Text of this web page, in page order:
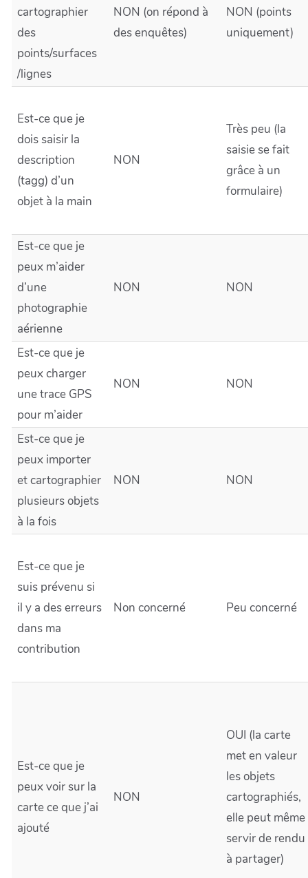
cartographier
des
points/surfaces
/lignes
NON (on répond à
des enquêtes)
NON (points
uniquement)
Est-ce que je
dois saisir la
description
(tagg) d’un
objet à la main
NON
Très peu (la
saisie se fait
grâce à un
formulaire)
Est-ce que je
peux m’aider
d’une
photographie
aérienne
NON NON
Est-ce que je
peux charger
une trace GPS
pour m’aider
NON NON
Est-ce que je
peux importer
et cartographier
plusieurs objets
à la fois
NON NON
Est-ce que je
suis prévenu si
il y a des erreurs
dans ma
contribution
Non concerné Peu concerné
Est-ce que je
peux voir sur la
carte ce que j’ai
ajouté
NON
OUI (la carte
met en valeur
les objets
cartographiés,
elle peut même
servir de rendu
à partager)